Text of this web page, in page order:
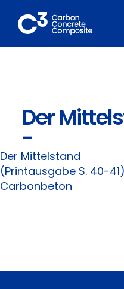
Inhalt
springen
Mitglieder
Carbonbeton
Der
-
Der Mittelstand
(Printausgabe S. 40-
Carbonbeton